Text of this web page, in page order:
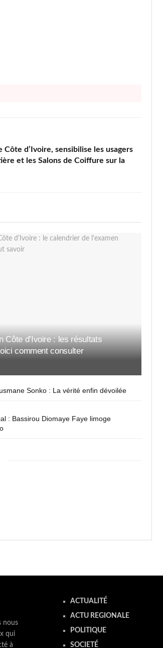
Côte d’Ivoire, sensibilise les usagers
et les Salons de Coiffure sur la
Côte d’Ivoire : les résultats
comment consulter
Sonko : La vérité enfin dévoilée
: Bassirou Diomaye Faye limoge
nous
qui
à
ACTUALITÉ
ACTU REGIONALE
POLITIQUE
SOCIETÉ